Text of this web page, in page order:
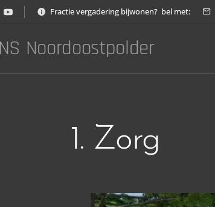
Fractie vergadering bijwonen? bel met:
Noordoostpolder
1. Zorg